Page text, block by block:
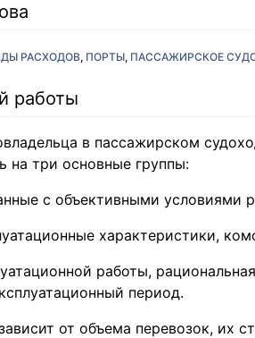
РАСХОДОВ ПОРТЫ ПАССАЖИРСКОЕ
работы
в пассажирском
на три основные группы:
с объективными условиями
характеристики,
работы,
период.
от объема перевозок, их